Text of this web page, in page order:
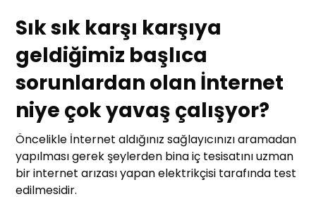
Sık sık karşı karşıya
geldiğimiz başlıca
sorunlardan olan İnternet
niye çok yavaş çalışyor?
Öncelikle İnternet aldığınız sağlayıcınızı aramadan
yapılması gerek şeylerden bina iç tesisatını uzman
bir internet arızası yapan elektrikçisi tarafında test
edilmesidir.